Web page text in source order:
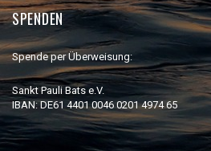
SPENDEN
Spende per Überweisung:
Sankt Pauli Bats e.V.
IBAN: DE61 4401 0046 0201 4974 65